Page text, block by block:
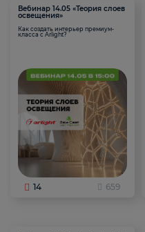
Вебинар 14.05 «Теория слоев
освещения»
Как создать интерьер премиум-
класса с Arlight?
14 659